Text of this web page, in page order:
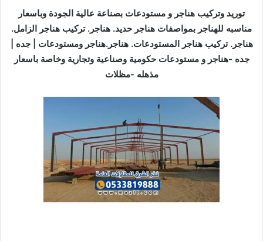
توريد وتركيب هناجر و مستودعات بصناعة عالية الجودة وباسعار
مناسبه للهناجر بمواصفات هناجر حديد. هناجر. تركيب هناجر الزامل.
هناجر. تركيب هناجر المستودعات. هناجر.هناجر ومستودعات | جده |
جده -هناجر و مستودعات حكومية وصناعية وتجارية وخاصة باسعار
مذهله -مظلات